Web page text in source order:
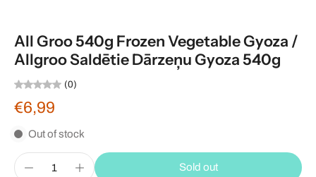
All Groo 540g Frozen Vegetable Gyoza /
Allgroo Saldētie Dārzeņu Gyoza 540g
(0)
€6,99
Out of stock
Sold out